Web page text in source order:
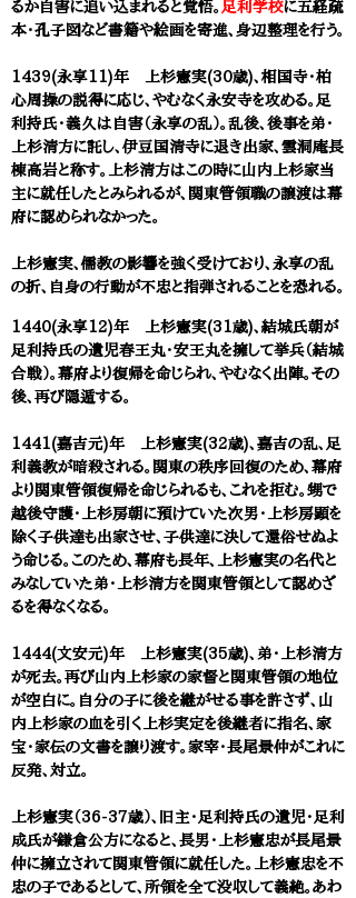
るか自害に追い込まれると覚悟。 足利学校に五経疏
本・孔子図など書籍や絵画を寄進、身辺整理を行う。
1439(永享11)年 上杉憲実(30歳)、相国寺・柏
心周操の説得に応じ、やむなく永安寺を攻める。足
利持氏・義久は自害（永享の乱）。乱後、後事を弟・
上杉清方に託し、伊豆国清寺に退き出家、雲洞庵長
棟高岩と称す。上杉清方はこの時に山内上杉家当
主に就任したとみられるが、関東管領職の譲渡は幕
府に認められなかった。
上杉憲実、儒教の影響を強く受けており、永享の乱
の折、自身の行動が不忠と指弾されることを恐れる。
1440(永享12)年 上杉憲実(31歳)、結城氏朝が
足利持氏の遺児春王丸・安王丸を擁して挙兵（結城
合戦）。幕府より復帰を命じられ、やむなく出陣。その
後、再び隠遁する。
1441(嘉吉元)年 上杉憲実(32歳)、嘉吉の乱、足
利義教が暗殺される。関東の秩序回復のため、幕府
より関東管領復帰を命じられるも、これを拒む。甥で
越後守護・上杉房朝に預けていた次男・上杉房顕を
除く子供達も出家させ、子供達に決して還俗せぬよ
う命じる。このため、幕府も長年、上杉憲実の名代と
みなしていた弟・上杉清方を関東管領として認めざ
るを得なくなる。
1444(文安元)年 上杉憲実(35歳)、弟・上杉清方
が死去。再び山内上杉家の家督と関東管領の地位
が空白に。自分の子に後を継がせる事を許さず、山
内上杉家の血を引く上杉実定を後継者に指名、家
宝・家伝の文書を譲り渡す。家宰・長尾景仲がこれに
反発、対立。
上杉憲実（36-37歳）、旧主・足利持氏の遺児・足利
成氏が鎌倉公方になると、長男・上杉憲忠が長尾景
仲に擁立されて関東管領に就任した。上杉憲忠を不
忠の子であるとして、所領を全て没収して義絶。あわ